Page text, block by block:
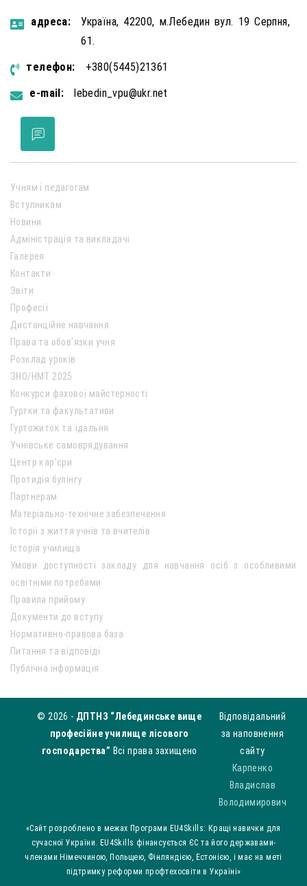
aдресa:
Україна, 42200, м.Лебедин вул. 19 Серпня,
61.
телефон:
+380(5445)21361
e-mail:
lebedin_vpu@ukr.net
Учням і педагогам
Вступникам
Новини
Адміністрація та викладачі
Галерея
Контакти
Звіти
Професії
Дистанційне навчання
Права та обов’язки учня
Розклад уроків
ЗНО/НМТ 2025
Конкурси фахової майстерності
Гуртки та факультативи
Гуртожиток та їдальня
Учнівське самоврядування
Центр кар’єри
Протидія булінгу
Партнерам
Матеріально-технічне забезпечення
Історії з життя учнів та вчителів
Історія училища
Умови доступності закладу для навчання осіб з особливими
освітніми потребами
Правила прийому
Документи до вступу
Нормативно-правова база
Питання та відповіді
Публічна інформація
© 2026 - ДПТНЗ “Лебединське вище
професійне училище лісового
господарства” Всі права захищено
Відповідальний
за наповнення
сайту
Карпенко
Владислав
Володимирович
«Сайт розроблено в межах Програми EU4Skills: Кращі навички для
сучасної України. EU4Skills фінансується ЄС та його державами-
членами Німеччиною, Польщею, Фінляндією, Естонією, і має на меті
підтримку реформи профтехосвіти в Україні»